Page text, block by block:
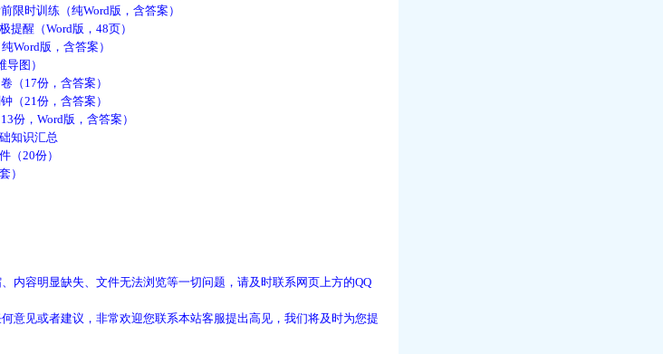
时训练（纯Word版，含答案）
醒（Word版，48页）
版，含答案）
图）
17份，含答案）
21份，含答案）
，Word版，含答案）
知识汇总
20份）
）
内容明显缺失、文件无法浏览等一切问题，请及时联系网页上方的QQ
意见或者建议，非常欢迎您联系本站客服提出高见，我们将及时为您提